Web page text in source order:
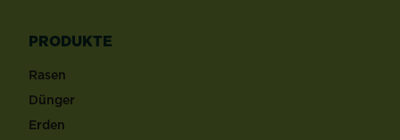
PRODUKTE
Rasen
Dünger
Erden